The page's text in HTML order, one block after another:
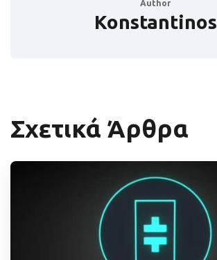
Author
Konstantinos
Σχετικά Άρθρα